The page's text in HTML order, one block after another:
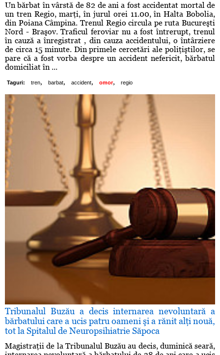
Un bărbat în vârstă de 82 de ani a fost accidentat mortal de
un tren Regio, marţi, în jurul orei 11.00, în Halta Bobolia,
din Poiana Câmpina. Trenul Regio circula pe ruta Bucureşti
Nord - Braşov. Traficul feroviar nu a fost întrerupt, trenul
în cauză a înregistrat , din cauza accidentului, o întârziere
de circa 15 minute. Din primele cercetări ale poliţiştilor, se
pare că a fost vorba despre un accident nefericit, bărbatul
domiciliat în ...
Taguri: tren, barbat, accident, omor, regio
Tribunalul Buzău a decis internarea nevoluntară a
bărbatului care a ucis patru oameni şi a rănit alţi nouă,
tot la Spitalul de Neuropsihiatrie Săpoca
Magistraţii de la Tribunalul Buzău au decis, duminică seară,